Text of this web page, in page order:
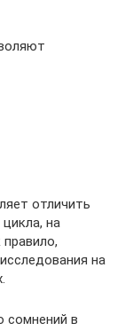
отличить
на
на
сомнений в